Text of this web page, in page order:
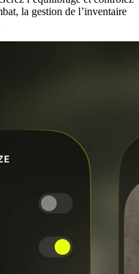
la gestion de l’inventaire